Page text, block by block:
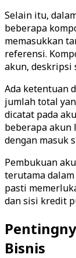
Selain itu,
beberapa
memasukkan
referensi.
akun, deskripsi
Ada ketentuan
jumlah total
dicatat pada
beberapa akun
dengan masuk
Pembukuan
terutama
pasti
dan sisi kredit
Bisnis